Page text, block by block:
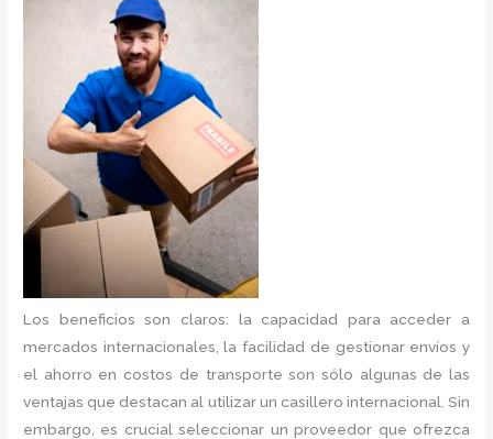
Los beneficios son claros: la capacidad para acceder a
mercados internacionales, la facilidad de gestionar envíos y
el ahorro en costos de transporte son sólo algunas de las
ventajas que destacan al utilizar un casillero internacional. Sin
embargo, es crucial seleccionar un proveedor que ofrezca